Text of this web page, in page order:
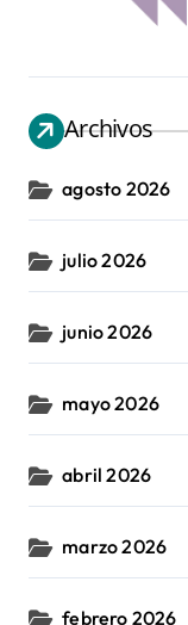
Archivos
agosto 2026
julio 2026
junio 2026
mayo 2026
abril 2026
marzo 2026
febrero 2026